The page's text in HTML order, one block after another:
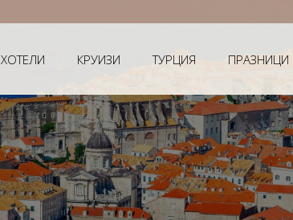
ХОТЕЛИ КРУИЗИ ТУРЦИЯ ПРАЗНИЦИ